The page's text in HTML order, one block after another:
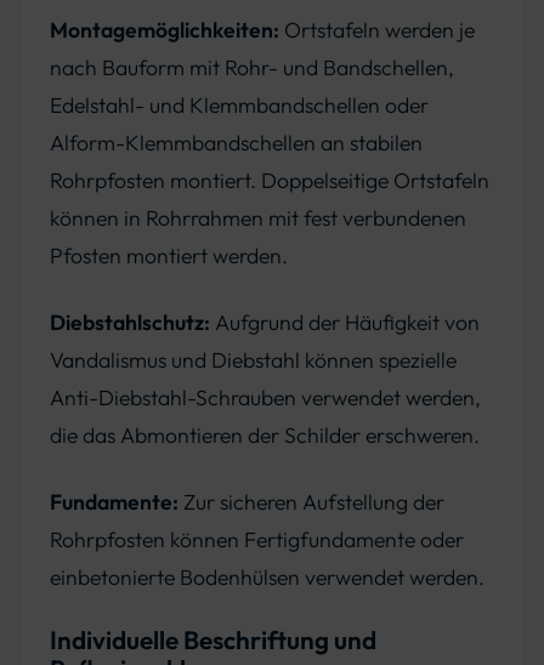
Montagemöglichkeiten: Ortstafeln werden je
nach Bauform mit Rohr- und Bandschellen,
Edelstahl- und Klemmbandschellen oder
Alform-Klemmbandschellen an stabilen
Rohrpfosten montiert. Doppelseitige Ortstafeln
können in Rohrrahmen mit fest verbundenen
Pfosten montiert werden.
Diebstahlschutz: Aufgrund der Häufigkeit von
Vandalismus und Diebstahl können spezielle
Anti-Diebstahl-Schrauben verwendet werden,
die das Abmontieren der Schilder erschweren.
Fundamente: Zur sicheren Aufstellung der
Rohrpfosten können Fertigfundamente oder
einbetonierte Bodenhülsen verwendet werden.
Individuelle Beschriftung und